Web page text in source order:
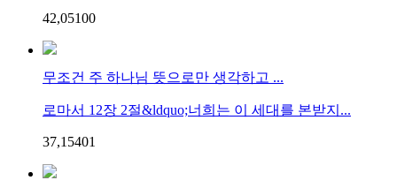
42,05100
무조건 주 하나님 뜻으로만 생각하고 ...
로마서 12장 2절&ldquo;너희는 이 세대를 본받지...
37,15401